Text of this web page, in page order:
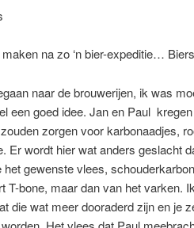
na zo ‘n bier-expeditie…
naar de brouwerijen, ik was
een goed idee. Jan en Paul
zorgen voor karbonaadjes,
Er wordt hier wat anders geslacht
gewenste vlees,
T-bone, maar dan van het varken.
die wat meer dooraderd zijn en je